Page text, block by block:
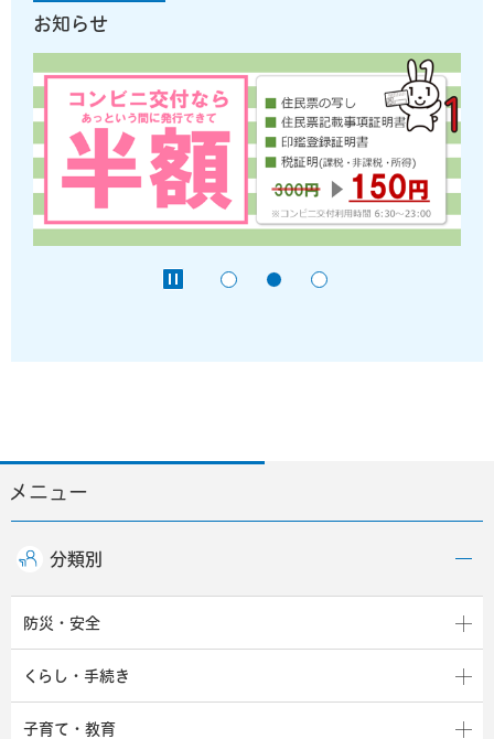
お知らせ
メニュー
分類別
防災・安全
くらし・手続き
子育て・教育